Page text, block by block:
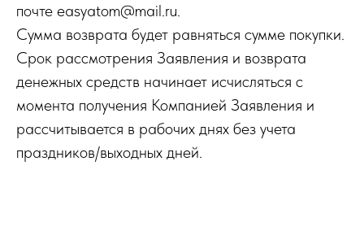
почте easyatom@mail.ru.
Сумма возврата будет равняться сумме покупки.
Срок рассмотрения Заявления и возврата
денежных средств начинает исчисляться с
момента получения Компанией Заявления и
рассчитывается в рабочих днях без учета
праздников/выходных дней.